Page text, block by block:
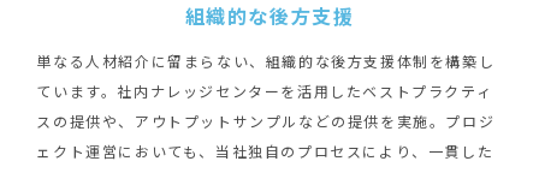
組織的な後方支援
単なる人材紹介に留まらない、組織的な後方支援体制を構築し
ています。社内ナレッジセンターを活用したベストプラクティ
スの提供や、アウトプットサンプルなどの提供を実施。プロジ
ェクト運営においても、当社独自のプロセスにより、一貫した